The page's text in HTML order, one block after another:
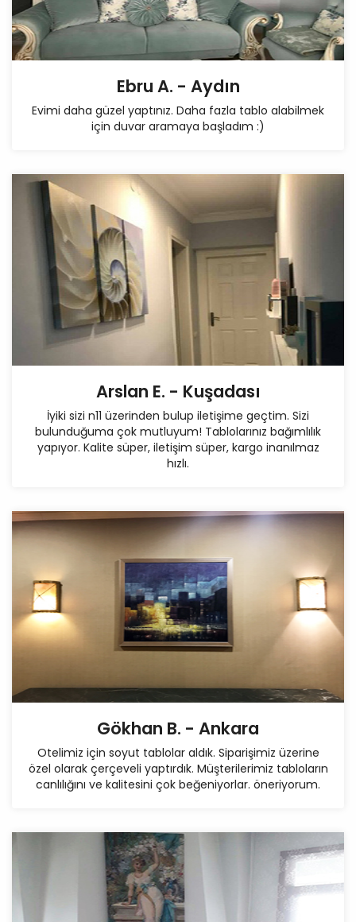
Ebru A. - Aydın
Evimi daha güzel yaptınız. Daha fazla tablo alabilmek
için duvar aramaya başladım :)
Arslan E. - Kuşadası
İyiki sizi n11 üzerinden bulup iletişime geçtim. Sizi
bulunduğuma çok mutluyum! Tablolarınız bağımlılık
yapıyor. Kalite süper, iletişim süper, kargo inanılmaz
hızlı.
Gökhan B. - Ankara
Otelimiz için soyut tablolar aldık. Siparişimiz üzerine
özel olarak çerçeveli yaptırdık. Müşterilerimiz tabloların
canlılığını ve kalitesini çok beğeniyorlar. öneriyorum.